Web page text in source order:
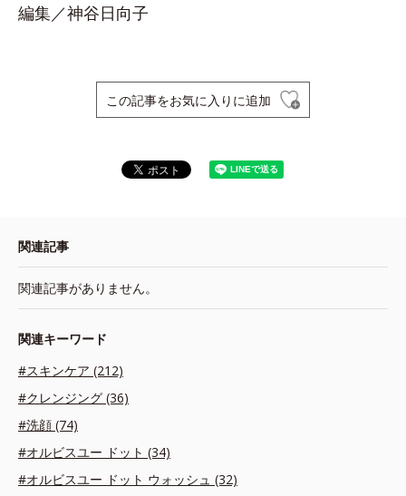
編集／神谷日向子
この記事をお気に入りに追加
関連記事
関連記事がありません。
関連キーワード
#スキンケア (212)
#クレンジング (36)
#洗顔 (74)
#オルビスユー ドット (34)
#オルビスユー ドット ウォッシュ (32)